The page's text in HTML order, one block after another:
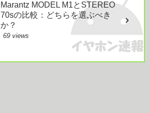
Marantz MODEL M1とSTEREO
70sの比較：どちらを選ぶべき
か？
69 views